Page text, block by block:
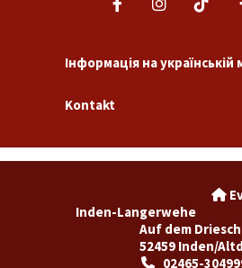
Інформація на українській
Kontakt

Inden-
Auf dem
52459 Inden/
02465-